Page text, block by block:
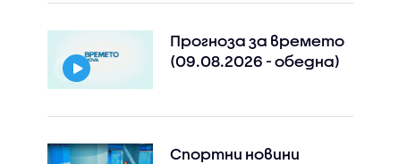
Прогноза за времето
(09.08.2026 - обедна)
Спортни новини